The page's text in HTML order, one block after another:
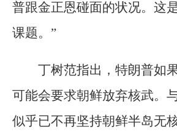
普跟金正恩碰面的状况。这
课题。”
丁树范指出，特朗普如
可能会要求朝鲜放弃核武。
似乎已不再坚持朝鲜半岛无